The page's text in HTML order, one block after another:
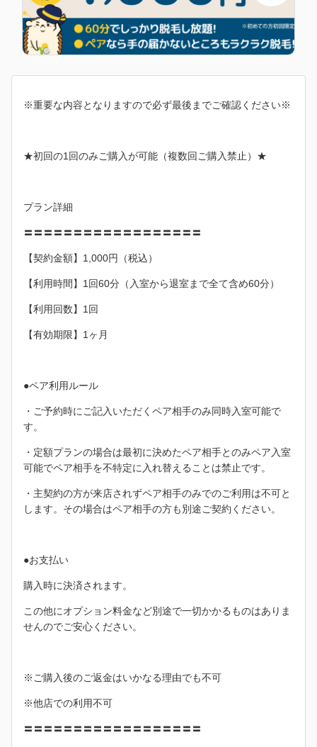
※重要な内容となりますので必ず最後までご確認ください※
★初回の1回のみご購入が可能（複数回ご購入禁止）★
プラン詳細
〓〓〓〓〓〓〓〓〓〓〓〓〓〓〓〓〓〓
【契約金額】1,000円（税込）
【利用時間】1回60分（入室から退室まで全て含め60分）
【利用回数】1回
【有効期限】1ヶ月
●ペア利用ルール
・ご予約時にご記入いただくペア相手のみ同時入室可能で
す。
・定額プランの場合は最初に決めたペア相手とのみペア入室
可能でペア相手を不特定に入れ替えることは禁止です。
・主契約の方が来店されずペア相手のみでのご利用は不可と
します。その場合はペア相手の方も別途ご契約ください。
●お支払い
購入時に決済されます。
この他にオプション料金など別途で一切かかるものはありま
せんのでご安心ください。
※ご購入後のご返金はいかなる理由でも不可
※他店での利用不可
〓〓〓〓〓〓〓〓〓〓〓〓〓〓〓〓〓〓